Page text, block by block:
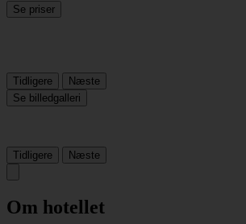
Se priser
Tidligere
Næste
Se billedgalleri
Tidligere Næste
Om hotellet